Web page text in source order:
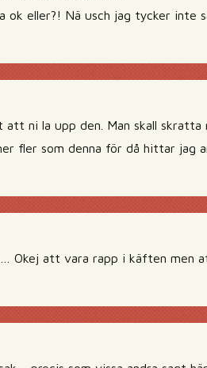
ok eller?! Nä usch jag tycker inte
ni la upp den. Man skall skratta
fler som denna för då hittar jag
Okej att vara rapp i käften men